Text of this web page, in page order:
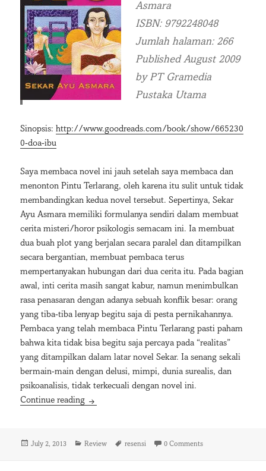
Asmara
ISBN: 9792248048
Jumlah halaman: 266
Published August 2009
by PT Gramedia
Pustaka Utama
Sinopsis:http://www.goodreads.com/book/show/665230
0-doa-ibu
Saya membaca novel ini jauh setelah saya membaca dan
menonton Pintu Terlarang, oleh karena itu sulit untuk tidak
membandingkan kedua novel tersebut. Sepertinya, Sekar
Ayu Asmara memiliki formulanya sendiri dalam membuat
cerita misteri/horor psikologis semacam ini. Ia membuat
dua buah plot yang berjalan secara paralel dan ditampilkan
secara bergantian, membuat pembaca terus
mempertanyakan hubungan dari dua cerita itu. Pada bagian
awal, inti cerita masih sangat kabur, namun menimbulkan
rasa penasaran dengan adanya sebuah konflik besar: orang
yang tiba-tiba lenyap begitu saja di pesta pernikahannya.
Pembaca yang telah membaca Pintu Terlarang pasti paham
bahwa kita tidak bisa begitu saja percaya pada “realitas”
yang ditampilkan dalam latar novel Sekar. Ia senang sekali
bermain-main dengan delusi, mimpi, dunia surealis, dan
psikoanalisis, tidak terkecuali dengan novel ini.
Continue reading Resensi: Doa Ibu
Posted
July 2, 2013 Categories
Review Tags
resensi 0 Comments